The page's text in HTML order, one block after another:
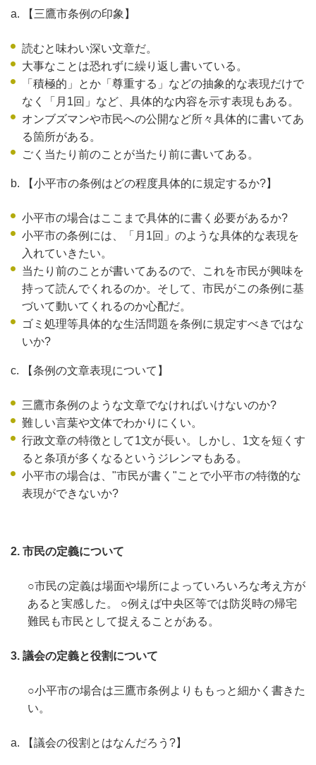
a. 【三鷹市条例の印象】
読むと味わい深い文章だ。
大事なことは恐れずに繰り返し書いている。
「積極的」とか「尊重する」などの抽象的な表現だけで
なく「月1回」など、具体的な内容を示す表現もある。
オンブズマンや市民への公開など所々具体的に書いてあ
る箇所がある。
ごく当たり前のことが当たり前に書いてある。
b. 【小平市の条例はどの程度具体的に規定するか?】
小平市の場合はここまで具体的に書く必要があるか?
小平市の条例には、「月1回」のような具体的な表現を
入れていきたい。
当たり前のことが書いてあるので、これを市民が興味を
持って読んでくれるのか。そして、市民がこの条例に基
づいて動いてくれるのか心配だ。
ゴミ処理等具体的な生活問題を条例に規定すべきではな
いか?
c. 【条例の文章表現について】
三鷹市条例のような文章でなければいけないのか?
難しい言葉や文体でわかりにくい。
行政文章の特徴として1文が長い。しかし、1文を短くす
ると条項が多くなるというジレンマもある。
小平市の場合は、"市民が書く"ことで小平市の特徴的な
表現ができないか?
2. 市民の定義について
○市民の定義は場面や場所によっていろいろな考え方が
あると実感した。 ○例えば中央区等では防災時の帰宅
難民も市民として捉えることがある。
3. 議会の定義と役割について
○小平市の場合は三鷹市条例よりももっと細かく書きた
い。
a. 【議会の役割とはなんだろう?】